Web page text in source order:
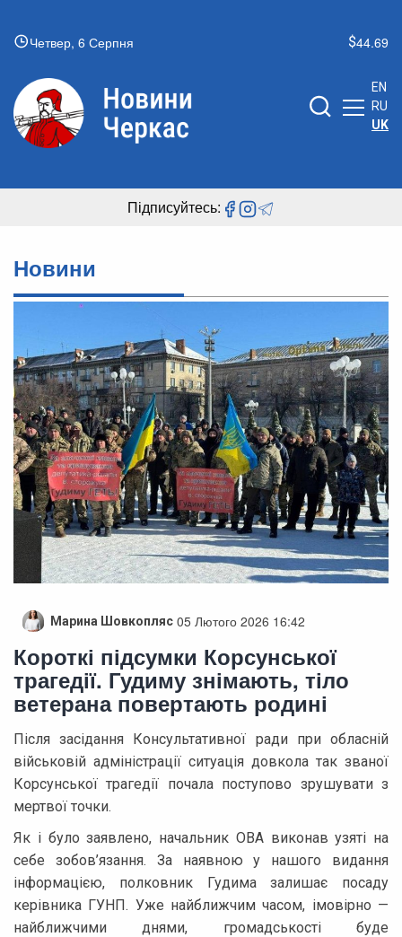
Четвер, 6 Серпня 44.69
EN
RU
UK
Підписуйтесь:
Новини
Марина Шовкопляс 05 Лютого 2026 16:42
Короткі підсумки Корсунської
трагедії. Гудиму знімають, тіло
ветерана повертають родині
Після засідання Консультативної ради при обласній
військовій адміністрації ситуація довкола так званої
Корсунської трагедії почала поступово зрушувати з
мертвої точки.
Як і було заявлено, начальник ОВА виконав узяті на
себе зобов’язання. За наявною у нашого видання
інформацією, полковник Гудима залишає посаду
керівника ГУНП. Уже найближчим часом, імовірно —
найближчими днями, громадськості буде